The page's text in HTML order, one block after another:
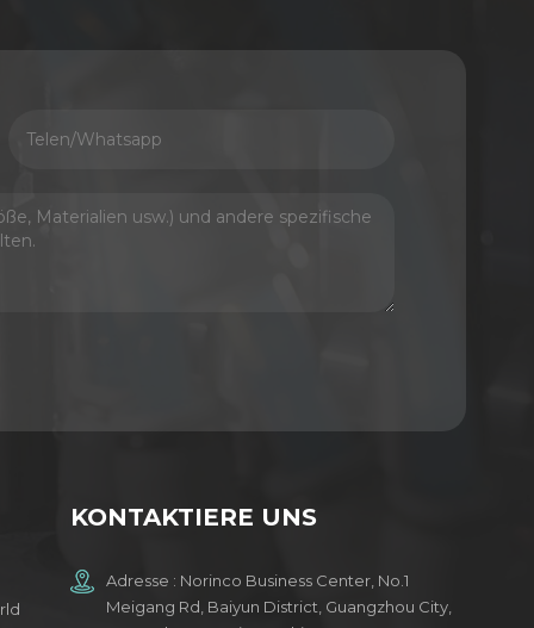
KONTAKTIERE UNS
Adresse : Norinco Business Center, No.1
Meigang Rd, Baiyun District, Guangzhou City,